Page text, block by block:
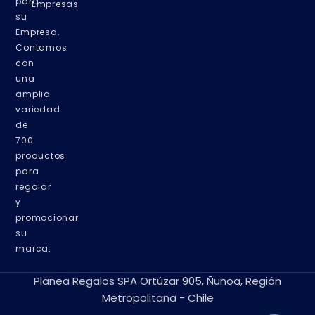
su
Empresa.
Contamos
con
una
amplia
variedad
de
700
productos
para
regalar
y
promocionar
su
marca.
Empresas
Planea Regalos SPA Ortúzar 905, Ñuñoa, Región
Metropolitana - Chile